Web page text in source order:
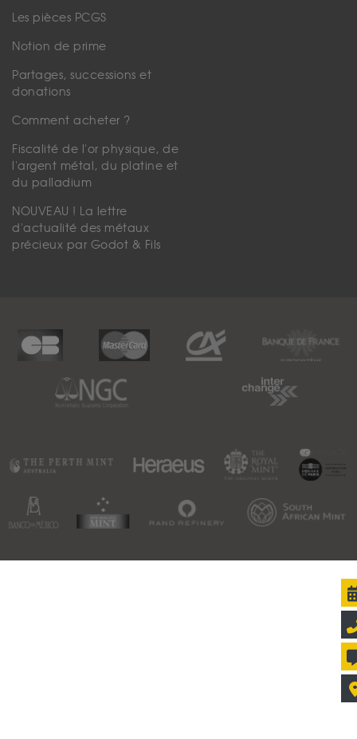
Les pièces PCGS
Notion de prime
Partages, successions et
donations
Comment acheter ?
Fiscalité de l'or physique, de
l'argent métal, du platine et
du palladium
NOUVEAU ! La lettre
d'actualité des métaux
précieux par Godot & Fils